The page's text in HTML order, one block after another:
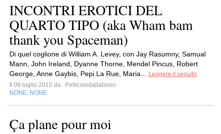
INCONTRI EROTICI DEL
QUARTO TIPO (aka Wham bam
thank you Spaceman)
Di quel coglione di William A. Levey, con Jay Rasumny, Samual
Mann, John Ireland, Dyanne Thorne, Mendel Pincus, Robert
George, Anne Gaybis, Pepi La Rue, Maria...
Leggere il seguito
Il 09 luglio 2010 da
Pellicoledallabisso
NONE NONE
Ça plane pour moi